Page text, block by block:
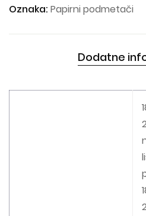
Oznaka: Papirni podmetači
Dodatne